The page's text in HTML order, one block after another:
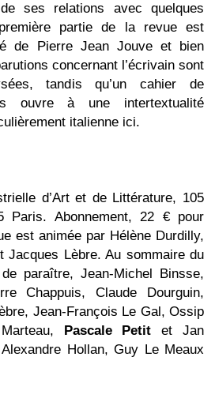
ses relations avec quelques
partie de la revue est
de Pierre Jean Jouve et bien
concernant l’écrivain sont
tandis qu’un cahier de
ouvre à une intertextualité
italienne ici.
d’Art et de Littérature, 105
Paris. Abonnement, 22 € pour
est animée par Hélène Durdilly,
Jacques Lèbre. Au sommaire du
paraître, Jean-Michel Binsse,
Chappuis, Claude Dourguin,
Jean-François Le Gal, Ossip
Pascale Petit et Jan
Hollan, Guy Le Meaux